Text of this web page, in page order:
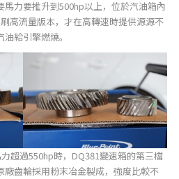
馬力要推升到500hp以上，位於汽油箱內
高流量版本，才在高轉速時提供源源不
油給引擎燃燒。
超過550hp時，DQ381變速箱的第三檔
齒輪採用粉末冶金製成，強度比較不